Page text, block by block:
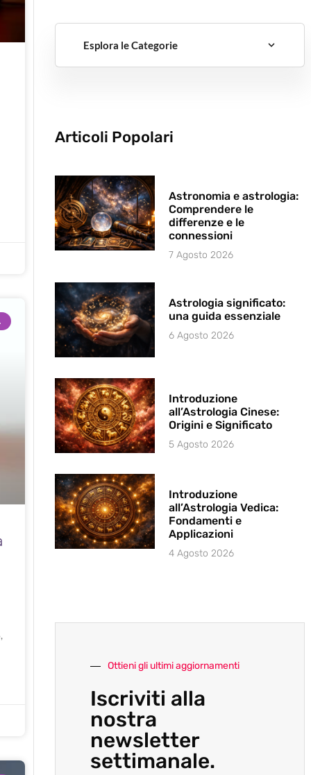
Esplora le Categorie
Articoli Popolari
Astronomia e astrologia:
Comprendere le
differenze e le
connessioni
7 Agosto 2026
Astrologia significato:
una guida essenziale
6 Agosto 2026
Introduzione
all’Astrologia Cinese:
Origini e Significato
5 Agosto 2026
Introduzione
all’Astrologia Vedica:
Fondamenti e
Applicazioni
4 Agosto 2026
Ottieni gli ultimi aggiornamenti
Iscriviti alla
nostra
newsletter
settimanale.